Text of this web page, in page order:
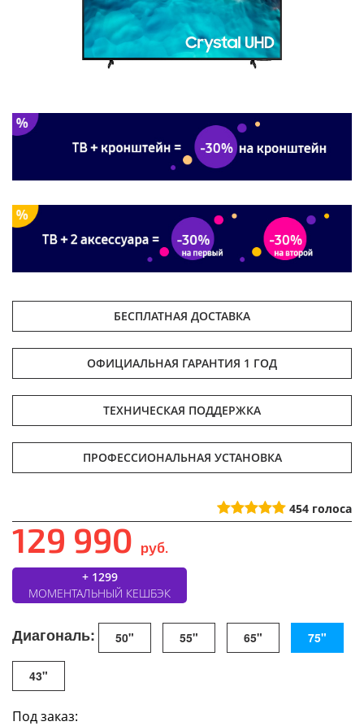
БЕСПЛАТНАЯ ДОСТАВКА
ОФИЦИАЛЬНАЯ ГАРАНТИЯ 1 ГОД
ТЕХНИЧЕСКАЯ ПОДДЕРЖКА
ПРОФЕССИОНАЛЬНАЯ УСТАНОВКА
454 голоса
129 990 руб.
+ 1299
МОМЕНТАЛЬНЫЙ КЕШБЭК
Диагональ: 50" 55" 65" 75"
43"
Под заказ: